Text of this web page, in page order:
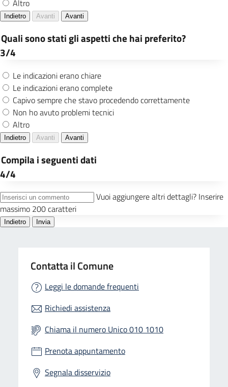
Contatta il Comune
Leggi le domande frequenti
Richiedi assistenza
Chiama il numero Unico 010 1010
Prenota appuntamento
Segnala disservizio